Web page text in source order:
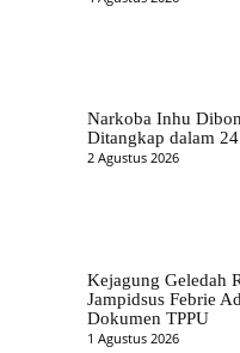
Narkoba Inhu
Ditangkap dalam
2 Agustus 2026
Kejagung Geledah
Jampidsus Febrie
Dokumen TPPU
1 Agustus 2026